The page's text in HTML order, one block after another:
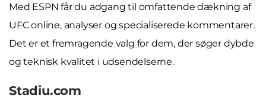
Med ESPN får du adgang til omfattende dækning af
UFC online, analyser og specialiserede kommentarer.
Det er et fremragende valg for dem, der søger dybde
og teknisk kvalitet i udsendelserne.
Stadiu.com